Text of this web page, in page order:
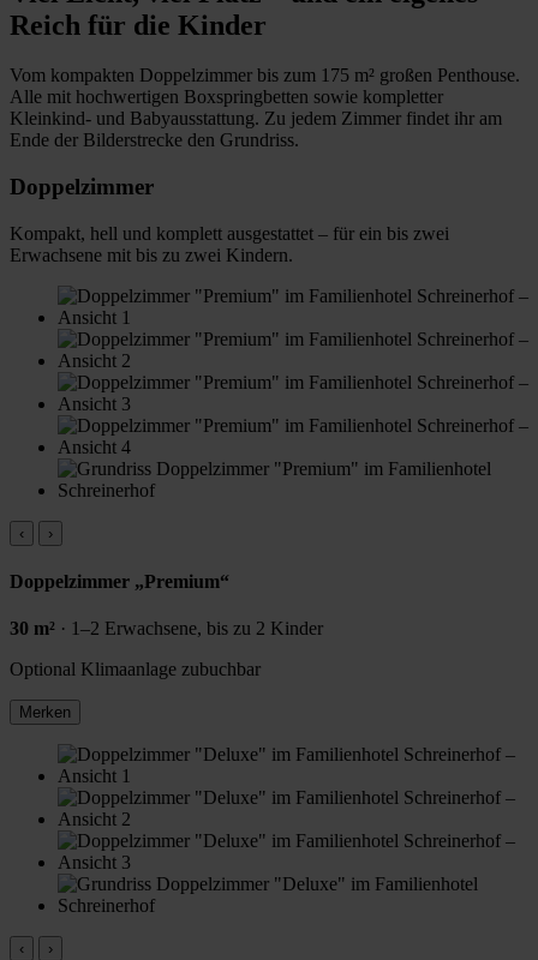
Reich für die Kinder
Vom kompakten Doppelzimmer bis zum 175 m² großen Penthouse.
Alle mit hochwertigen Boxspringbetten sowie kompletter
Kleinkind- und Babyausstattung. Zu jedem Zimmer findet ihr am
Ende der Bilderstrecke den Grundriss.
Doppelzimmer
Kompakt, hell und komplett ausgestattet – für ein bis zwei
Erwachsene mit bis zu zwei Kindern.
‹ ›
Doppelzimmer „Premium“
30 m² · 1–2 Erwachsene, bis zu 2 Kinder
Optional Klimaanlage zubuchbar
Merken
‹ ›